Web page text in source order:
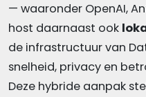
— waaronder OpenAI,
host daarnaast ook
de infrastructuur van
snelheid, privacy en
Deze hybride aanpak